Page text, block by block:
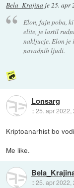
Bela_Krajina je25. apr
Elon, fajn poba,
elite, je lastil
nakljucje. Elon je
navadnih ljudi.
Lonsarg
::25. apr 2022,
Kriptoanarhist bo
Me like.
::25. apr 2022,